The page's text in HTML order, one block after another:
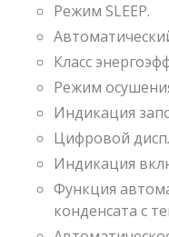
Режим SLEEP.
Класс
Режим
Индикация
Цифровой
Индикация
Функция
конденсата с